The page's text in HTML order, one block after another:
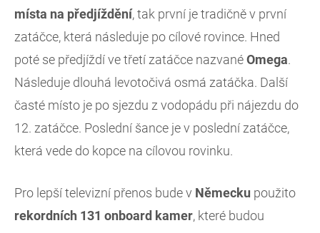
místa na předjíždění, tak první je tradičně v první
zatáčce, která následuje po cílové rovince. Hned
poté se předjíždí ve třetí zatáčce nazvanéOmega.
Následuje dlouhá levotočivá osmá zatáčka. Další
časté místo je po sjezdu z vodopádu při nájezdu do
12. zatáčce. Poslední šance je v poslední zatáčce,
která vede do kopce na cílovou rovinku.
Pro lepší televizní přenos bude v Německu použito
rekordních 131 onboard kamer, které budou